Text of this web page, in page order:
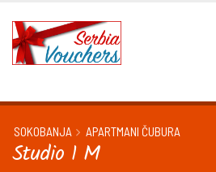
SOKOBANJA APARTMANI ČUBURA
Studio 1 M